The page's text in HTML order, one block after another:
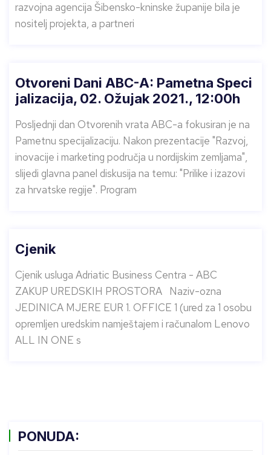
razvojna agencija Šibensko-kninske županije bila je
nositelj projekta, a partneri
Otvoreni Dani ABC-A: Pametna Speci
Jalizacija, 02. Ožujak 2021., 12:00h
Posljednji dan Otvorenih vrata ABC-a fokusiran je na
Pametnu specijalizaciju. Nakon prezentacije "Razvoj,
inovacije i marketing područja u nordijskim zemljama",
slijedi glavna panel diskusija na temu: "Prilike i izazovi
za hrvatske regije". Program
Cjenik
Cjenik usluga Adriatic Business Centra - ABC
ZAKUP UREDSKIH PROSTORA Naziv-ozna
JEDINICA MJERE EUR 1. OFFICE 1 (ured za 1 osobu
opremljen uredskim namještajem i računalom Lenovo
ALL IN ONE s
PONUDA: